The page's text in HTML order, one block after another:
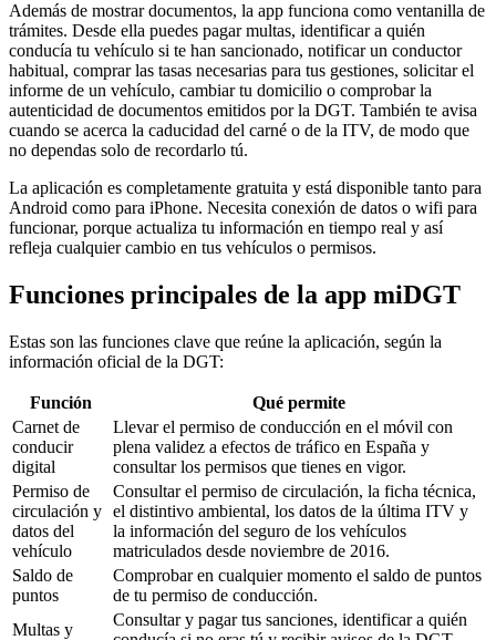
Además de mostrar documentos, la app funciona como ventanilla de
trámites. Desde ella puedes pagar multas, identificar a quién
conducía tu vehículo si te han sancionado, notificar un conductor
habitual, comprar las tasas necesarias para tus gestiones, solicitar el
informe de un vehículo, cambiar tu domicilio o comprobar la
autenticidad de documentos emitidos por la DGT. También te avisa
cuando se acerca la caducidad del carné o de la ITV, de modo que
no dependas solo de recordarlo tú.
La aplicación es completamente gratuita y está disponible tanto para
Android como para iPhone. Necesita conexión de datos o wifi para
funcionar, porque actualiza tu información en tiempo real y así
refleja cualquier cambio en tus vehículos o permisos.
Funciones principales de la app miDGT
Estas son las funciones clave que reúne la aplicación, según la
información oficial de la DGT:
Función
Qué permite
Carnet de
conducir
digital
Llevar el permiso de conducción en el móvil con
plena validez a efectos de tráfico en España y
consultar los permisos que tienes en vigor.
Permiso de
circulación y
datos del
vehículo
Consultar el permiso de circulación, la ficha técnica,
el distintivo ambiental, los datos de la última ITV y
la información del seguro de los vehículos
matriculados desde noviembre de 2016.
Saldo de
puntos
Comprobar en cualquier momento el saldo de puntos
de tu permiso de conducción.
Multas y
Consultar y pagar tus sanciones, identificar a quién